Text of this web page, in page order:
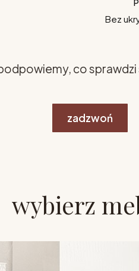
Bez
co
zadzwoń
wybierz